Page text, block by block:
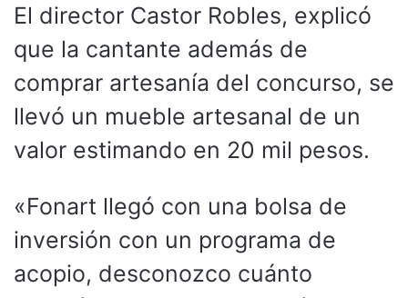
El director Castor Robles, explicó
que la cantante además de
comprar artesanía del concurso, se
llevó un mueble artesanal de un
valor estimando en 20 mil pesos.
«Fonart llegó con una bolsa de
inversión con un programa de
acopio, desconozco cuánto